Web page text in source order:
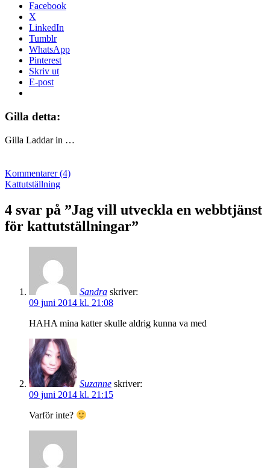
Facebook
X
LinkedIn
Tumblr
WhatsApp
Pinterest
Skriv ut
E-post
Gilla detta:
Gilla Laddar in …
Kommentarer (4)
Kattutställning
4 svar på ”Jag vill utveckla en webbtjänst
för kattutställningar”
Sandra skriver:
09 juni 2014 kl. 21:08
HAHA mina katter skulle aldrig kunna va med
Suzanne skriver:
09 juni 2014 kl. 21:15
Varför inte?